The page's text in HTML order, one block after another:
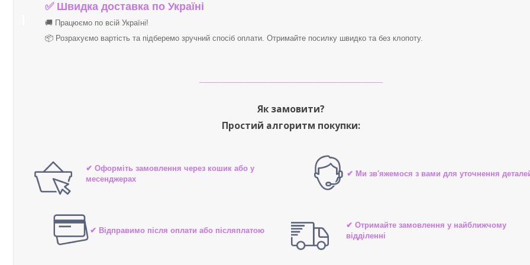
✅Швидка доставка по Україні
🚚 Працюємо по всій Україні!
📦 Розрахуємо вартість та підберемо зручний спосіб оплати. Отримайте посилку швидко та без клопоту.
Як замовити?
Простий алгоритм покупки:
✔ Оформіть замовлення через кошик або у
месенджерах
✔ Ми зв'яжемося з вами для уточнення
✔ Відправимо після оплати або післяплатою
✔ Отримайте замовлення у найближчому
відділенні